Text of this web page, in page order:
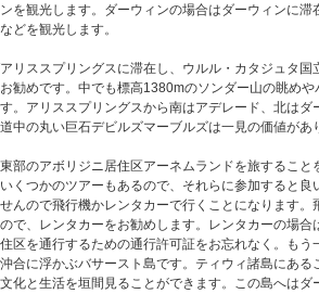
を観光します。ダーウィンの場合はダーウィンに滞
どを観光します。
リススプリングスに滞在し、ウルル・カタジュタ国
勧めです。中でも標高1380mのソンダー山の眺め
。アリススプリングスから南はアデレード、北はダ
中の丸い巨石デビルズマーブルズは一見の価値があ
部のアボリジニ居住区アーネムランドを旅すること
くつかのツアーもあるので、それらに参加すると良
んので飛行機かレンタカーで行くことになります。
で、レンタカーをお勧めします。レンタカーの場合
区を通行するための通行許可証をお忘れなく。もう
合に浮かぶバサースト島です。ティウィ諸島にある
化と生活を垣間見ることができます。この島へはダ